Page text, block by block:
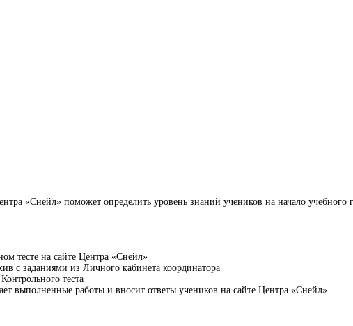
«Снейл» поможет определить уровень знаний учеников на начало учебного
тесте на сайте Центра «Снейл»
с заданиями из Личного кабинета координатора
теста
выполненные работы и вносит ответы учеников на сайте Центра «Снейл»